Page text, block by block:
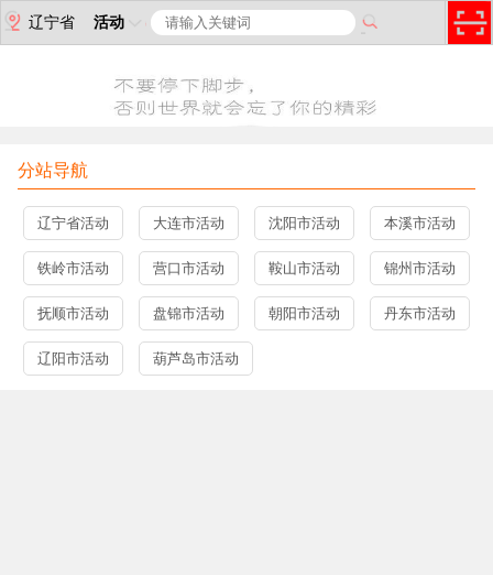
辽宁省 活动
分站导航
辽宁省活动 大连市活动 沈阳市活动 本溪市活动
铁岭市活动 营口市活动 鞍山市活动 锦州市活动
抚顺市活动 盘锦市活动 朝阳市活动 丹东市活动
辽阳市活动 葫芦岛市活动